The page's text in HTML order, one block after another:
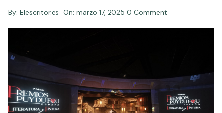
By: Elescritor.es On:marzo 17, 2025 0 Comment